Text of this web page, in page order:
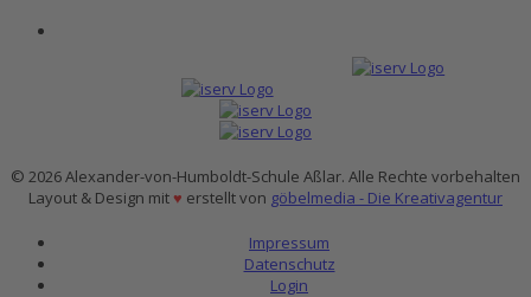
© 2026 Alexander-von-Humboldt-Schule Aßlar. Alle Rechte vorbehalten
Layout & Design mit♥ erstellt von göbelmedia - Die Kreativagentur
Impressum
Datenschutz
Login